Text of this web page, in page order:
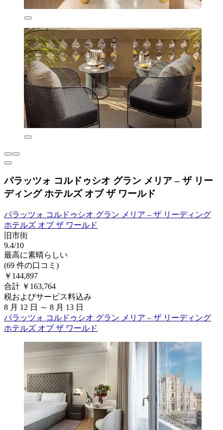
パラッツォ コルドゥシオ グラン メリア – ザ リー
ディング ホテルズ オブ ザ ワールド
パラッツォ コルドゥシオ グラン メリア – ザ リーディング
ホテルズ オブ ザ ワールド
旧市街
9.4/10
最高に素晴らしい
(69 件の口コミ)
￥144,897
合計 ￥163,764
税およびサービス料込み
8 月 12 日 ～ 8 月 13 日
パラッツォ コルドゥシオ グラン メリア – ザ リーディング
ホテルズ オブ ザ ワールド